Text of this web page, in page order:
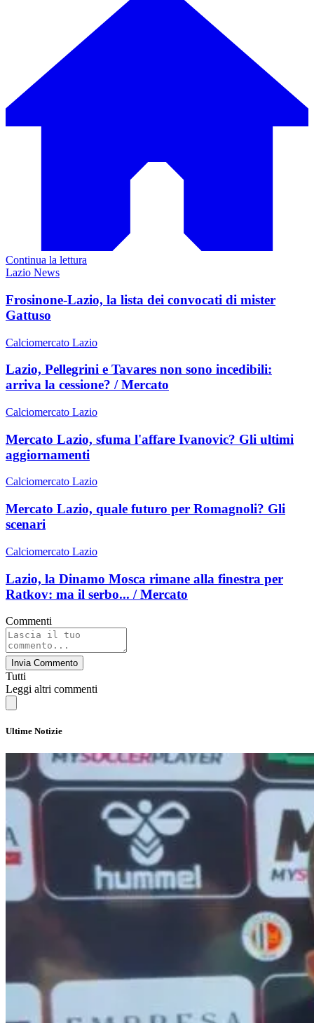
Continua la lettura
Lazio News
Frosinone-Lazio, la lista dei convocati di mister
Gattuso
Calciomercato Lazio
Lazio, Pellegrini e Tavares non sono incedibili:
arriva la cessione? / Mercato
Calciomercato Lazio
Mercato Lazio, sfuma l'affare Ivanovic? Gli ultimi
aggiornamenti
Calciomercato Lazio
Mercato Lazio, quale futuro per Romagnoli? Gli
scenari
Calciomercato Lazio
Lazio, la Dinamo Mosca rimane alla finestra per
Ratkov: ma il serbo... / Mercato
Commenti
Invia Commento
Tutti
Leggi altri commenti
Ultime Notizie